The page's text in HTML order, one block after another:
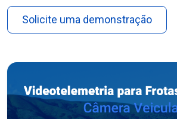
Solicite uma demonstração